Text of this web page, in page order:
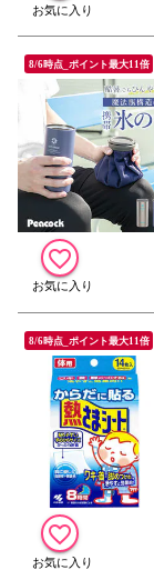
8/6時点_ポイント最大11倍
8/6時点_ポイント最大11倍